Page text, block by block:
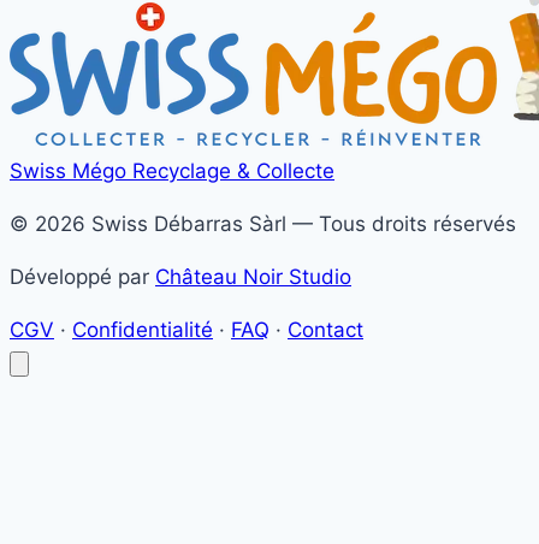
Swiss Mégo Recyclage & Collecte
© 2026 Swiss Débarras Sàrl — Tous droits réservés
Développé par Château Noir Studio
CGV · Confidentialité · FAQ · Contact